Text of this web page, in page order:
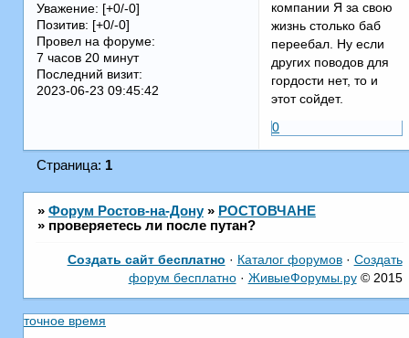
Уважение: [+0/-0]
Позитив: [+0/-0]
Провел на форуме:
7 часов 20 минут
Последний визит:
2023-06-23 09:45:42
компании Я за свою
жизнь столько баб
переебал. Ну если
других поводов для
гордости нет, то и
этот сойдет.
0
Страница: 1
» Форум Ростов-на-Дону » РОСТОВЧАНЕ
» проверяетесь ли после путан?
Создать сайт бесплатно · Каталог форумов· Создать
форум бесплатно· ЖивыеФорумы.ру© 2015
точное время